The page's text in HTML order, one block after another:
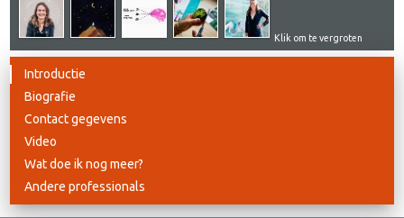
Klik om te vergroten
Introductie
Biografie
Contact gegevens
Video
Wat doe ik nog meer?
Andere professionals